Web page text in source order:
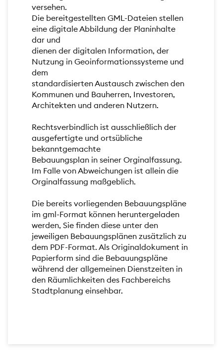
versehen.
Die bereitgestellten GML-Dateien stellen
eine digitale Abbildung der Planinhalte
dar und
dienen der digitalen Information, der
Nutzung in Geoinformationssysteme und
dem
standardisierten Austausch zwischen den
Kommunen und Bauherren, Investoren,
Architekten und anderen Nutzern.
Rechtsverbindlich ist ausschließlich der
ausgefertigte und ortsübliche
bekanntgemachte
Bebauungsplan in seiner Orginalfassung.
Im Falle von Abweichungen ist allein die
Orginalfassung maßgeblich.
Die bereits vorliegenden Bebauungspläne
im gml-Format können heruntergeladen
werden, Sie finden diese unter den
jeweiligen Bebauungsplänen zusätzlich zu
dem PDF-Format. Als Originaldokument in
Papierform sind die Bebauungspläne
während der allgemeinen Dienstzeiten in
den Räumlichkeiten des Fachbereichs
Stadtplanung einsehbar.